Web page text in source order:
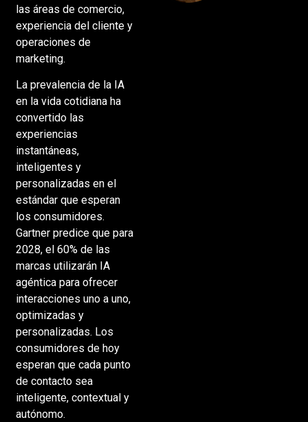
las áreas de comercio,
experiencia del cliente y
operaciones de
marketing.
La prevalencia de la IA
en la vida cotidiana ha
convertido las
experiencias
instantáneas,
inteligentes y
personalizadas en el
estándar que esperan
los consumidores.
Gartner predice que para
2028, el 60% de las
marcas utilizarán IA
agéntica para ofrecer
interacciones uno a uno,
optimizadas y
personalizadas. Los
consumidores de hoy
esperan que cada punto
de contacto sea
inteligente, contextual y
autónomo.